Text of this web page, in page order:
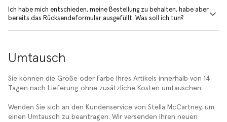
Ich habe mich entschieden, meine Bestellung zu behalten, habe aber
bereits das Rücksendeformular ausgefüllt. Was soll ich tun?
Umtausch
Sie können die Größe oder Farbe Ihres Artikels innerhalb von 14
Tagen nach Lieferung ohne zusätzliche Kosten umtauschen.
Wenden Sie sich an den Kundenservice von Stella McCartney, um
einen Umtausch zu beantragen. Wir versenden Ihren neuen